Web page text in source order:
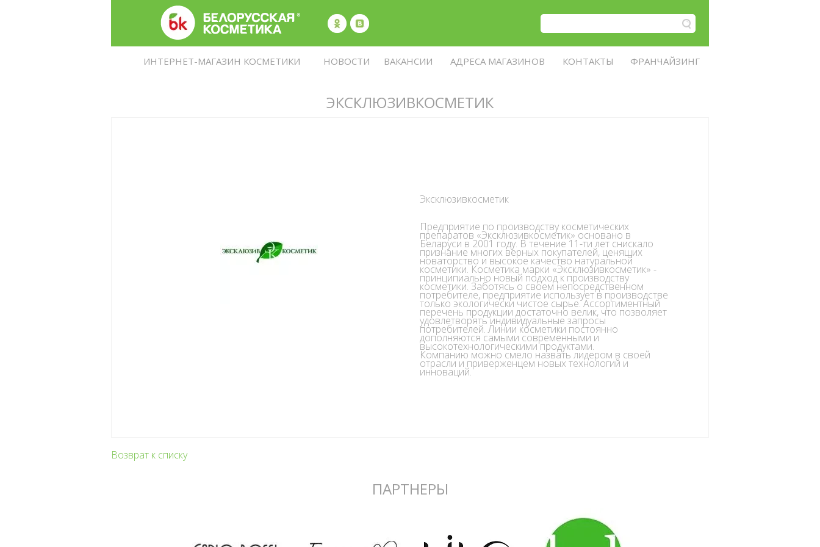
ИНТЕРНЕТ-МАГАЗИН КОСМЕТИКИ НОВОСТИ ВАКАНСИИ АДРЕСА МАГАЗИНОВ КОНТАКТЫ ФРАНЧАЙЗИНГ
ЭКСКЛЮЗИВКОСМЕТИК
Эксклюзивкосметик
Предприятие по производству косметических
препаратов «Эксклюзивкосметик» основано в
Беларуси в 2001 году. В течение 11-ти лет снискало
признание многих верных покупателей, ценящих
новаторство и высокое качество натуральной
косметики. Косметика марки «Эксклюзивкосметик» -
принципиально новый подход к производству
косметики. Заботясь о своем непосредственном
потребителе, предприятие использует в производстве
только экологически чистое сырье. Ассортиментный
перечень продукции достаточно велик, что позволяет
удовлетворять индивидуальные запросы
потребителей. Линии косметики постоянно
дополняются самыми современными и
высокотехнологическими продуктами.
Компанию можно смело назвать лидером в своей
отрасли и приверженцем новых технологий и
инноваций.
Возврат к списку
ПАРТНЕРЫ